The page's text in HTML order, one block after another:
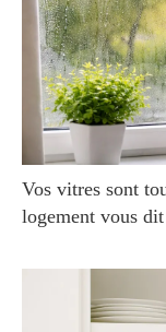
Vos vitres sont
logement vous dit